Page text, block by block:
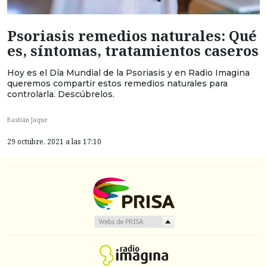
Psoriasis remedios naturales: Qué
es, síntomas, tratamientos caseros
Hoy es el Día Mundial de la Psoriasis y en Radio Imagina
queremos compartir estos remedios naturales para
controlarla. Descúbrelos.
Bastián Jaque
29 octubre, 2021 a las 17:10